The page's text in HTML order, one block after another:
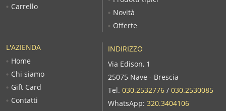
L'AZIENDA
Home
Chi siamo
Gift Card
Contatti
Novità
Offerte
Carrello
INDIRIZZO
Via Edison, 1
25075 Nave - Brescia
Tel. 030.2532776/ 030.2530085
WhatsApp: 320.3404106